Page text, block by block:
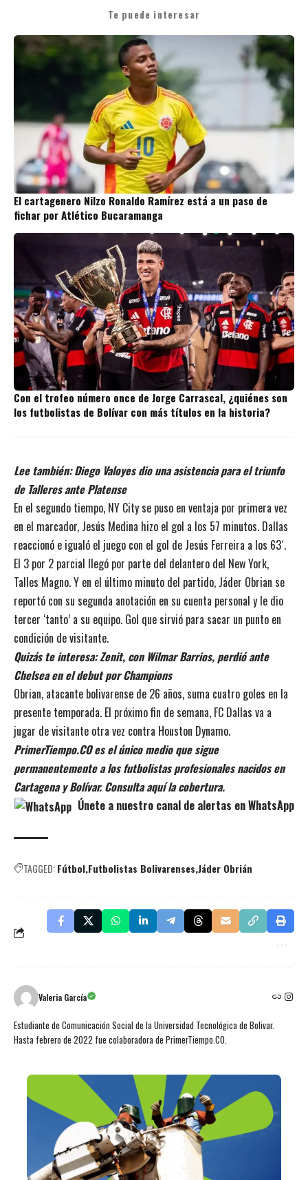
Te puede interesar
El cartagenero Nilzo Ronaldo Ramírez está a un paso de
fichar por Atlético Bucaramanga
Con el trofeo número once de Jorge Carrascal, ¿quiénes son
los futbolistas de Bolívar con más títulos en la historia?
Lee también:Diego Valoyes dio una asistencia para el triunfo
de Talleres ante Platense
En el segundo tiempo, NY City se puso en ventaja por primera vez
en el marcador, Jesús Medina hizo el gol a los 57 minutos. Dallas
reaccionó e igualó el juego con el gol de Jesús Ferreira a los 63´.
El 3 por 2 parcial llegó por parte del delantero del New York,
Talles Magno. Y en el último minuto del partido, Jáder Obrian se
reportó con su segunda anotación en su cuenta personal y le dio
tercer ‘tanto’ a su equipo. Gol que sirvió para sacar un punto en
condición de visitante.
Quizáste interesa:Zenit, con Wilmar Barrios, perdió ante
Chelsea en el debut por Champions
Obrian, atacante bolivarense de 26 años, suma cuatro goles en la
presente temporada. El próximo fin de semana, FC Dallas va a
jugar de visitante otra vez contra Houston Dynamo.
PrimerTiempo.CO es el único medio que sigue
permanentemente a los futbolistas profesionales nacidos en
Cartagena y Bolívar. Consulta aquí la cobertura.
Únete a nuestro canal de alertas en WhatsApp
TAGGED:Fútbol Futbolistas Bolivarenses Jáder Obrián
Valeria García
Estudiante de Comunicación Social de la Universidad Tecnológica de Bolivar.
Hasta febrero de 2022 fue colaboradora de PrimerTiempo.CO.